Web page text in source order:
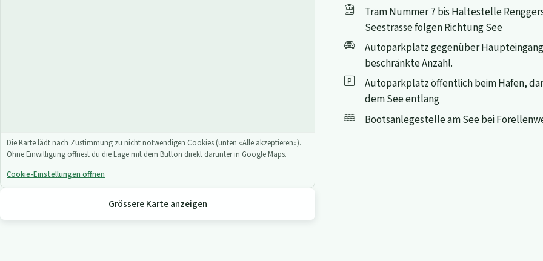
Die Karte lädt nach Zustimmung zu nicht notwendigen Cookies (unten «Alle akzeptieren»).
Ohne Einwilligung öffnest du die Lage mit dem Button direkt darunter in Google Maps.
Cookie-Einstellungen öffnen
Grössere Karte anzeigen
Tram Nummer 7 bis Haltestelle
Seestrasse folgen Richtung See
Autoparkplatz gegenüber
beschränkte Anzahl.
Autoparkplatz öffentlich beim Hafen,
dem See entlang
Bootsanlegestelle am See bei